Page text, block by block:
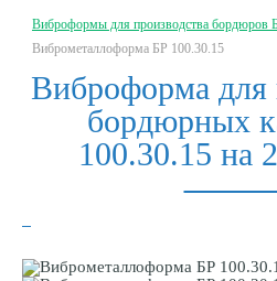
Виброформы для производства бордюров
Виброметаллоформа БР 100.30.15
Виброформа для
бордюрных
100.30.15 на